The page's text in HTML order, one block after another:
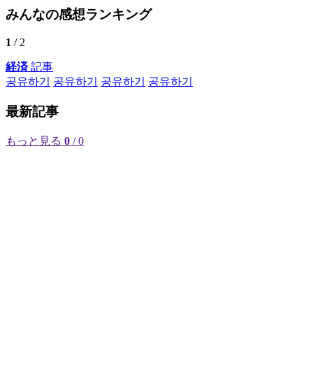
みんなの感想ランキング
1 / 2
経済記事
공유하기
공유하기 공유하기 공유하기
最新記事
もっと見る 0 / 0